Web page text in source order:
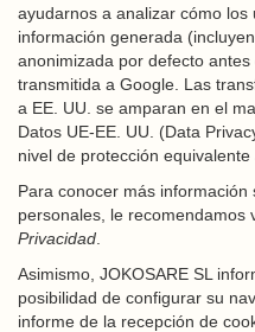
ayudarnos a analizar cómo los
información generada
anonimizada por defecto
transmitida a Google. Las
a EE. UU. se amparan en el
Datos UE-EE. UU. (Data
nivel de protección equivalente
Para conocer más
personales, le recomendamos
Privacidad
Asimismo, JOKOSARE SL
posibilidad de configurar su
informe de la recepción de